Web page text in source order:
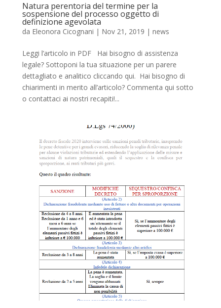
Natura perentoria del termine per la
sospensione del processo oggetto di
definizione agevolata
da Eleonora Cicognani | Nov 21, 2019 | news
Leggi l’articolo in PDF Hai bisogno di assistenza
legale? Sottoponi la tua situazione per un parere
dettagliato e analitico cliccando qui. Hai bisogno di
chiarimenti in merito all’articolo? Commenta qui sotto
o contattaci ai nostri recapiti!...